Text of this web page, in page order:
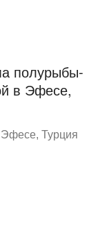
полурыбы-
в Эфесе,
Турция